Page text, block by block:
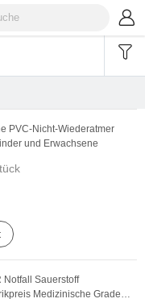
PVC-Nicht-Wiederatmer
und Erwachsene
Notfall Sauerstoff
Medizinische Grade